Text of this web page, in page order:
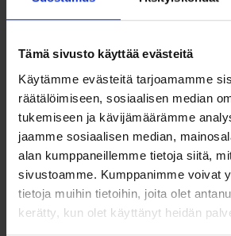
Tämä sivusto käyttää evästeitä
Käytämme evästeitä tarjoamamme
räätälöimiseen, sosiaalisen median
tukemiseen ja kävijämäärämme
jaamme sosiaalisen median,
alan kumppaneillemme tietoja siitä,
sivustoamme. Kumppanimme voivat
tietoja muihin tietoihin, joita olet
kerätty, kun olet käyttänyt heidän
Kivet: kirkkaat synteettiset kivet
Koko: korkeus 25 mm (20 mm
mm
Ketju myydään erikseen